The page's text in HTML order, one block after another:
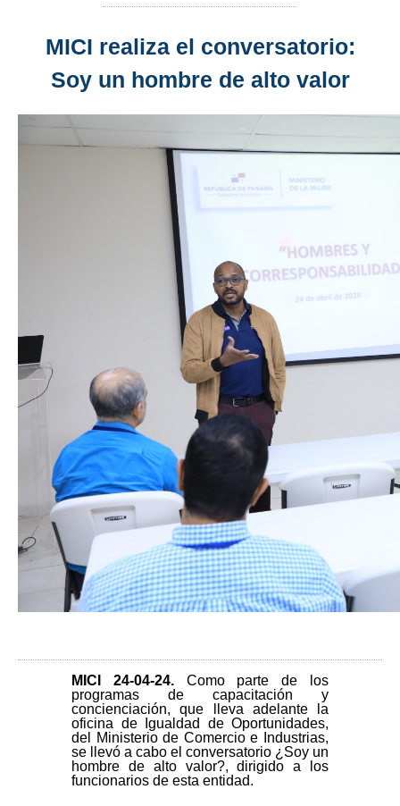
MICI realiza el conversatorio:
Soy un hombre de alto valor
MICI 24-04-24. Como parte de los
programas de capacitación y
concienciación, que lleva adelante la
oficina de Igualdad de Oportunidades,
del Ministerio de Comercio e Industrias,
se llevó a cabo el conversatorio ¿Soy un
hombre de alto valor?, dirigido a los
funcionarios de esta entidad.